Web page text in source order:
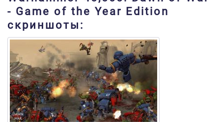
- Game of the Year Edition
скриншоты: